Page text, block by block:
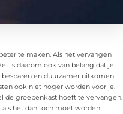
te maken. Als het vervangen
is daarom ook van belang dat je
en duurzamer uitkomen.
ook niet hoger worden voor je.
de groepenkast hoeft te vervangen.
het dan toch moet worden